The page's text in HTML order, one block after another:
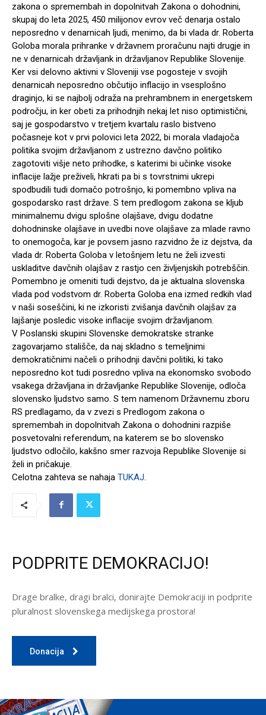
zakona o spremembah in dopolnitvah Zakona o dohodnini,
skupaj do leta 2025, 450 milijonov evrov več denarja ostalo
neposredno v denarnicah ljudi, menimo, da bi vlada dr. Roberta
Goloba morala prihranke v državnem proračunu najti drugje in
ne v denarnicah državljank in državljanov Republike Slovenije.
Ker vsi delovno aktivni v Sloveniji vse pogosteje v svojih
denarnicah neposredno občutijo inflacijo in vsesplošno
draginjo, ki se najbolj odraža na prehrambnem in energetskem
področju, in ker obeti za prihodnjih nekaj let niso optimistični,
saj je gospodarstvo v tretjem kvartalu raslo bistveno
počasneje kot v prvi polovici leta 2022, bi morala vladajoča
politika svojim državljanom z ustrezno davčno politiko
zagotoviti višje neto prihodke, s katerimi bi učinke visoke
inflacije lažje preživeli, hkrati pa bi s tovrstnimi ukrepi
spodbudili tudi domačo potrošnjo, ki pomembno vpliva na
gospodarsko rast države. S tem predlogom zakona se kljub
minimalnemu dvigu splošne olajšave, dvigu dodatne
dohodninske olajšave in uvedbi nove olajšave za mlade ravno
to onemogoča, kar je povsem jasno razvidno že iz dejstva, da
vlada dr. Roberta Goloba v letošnjem letu ne želi izvesti
uskladitve davčnih olajšav z rastjo cen življenjskih potrebščin.
Pomembno je omeniti tudi dejstvo, da je aktualna slovenska
vlada pod vodstvom dr. Roberta Goloba ena izmed redkih vlad
v naši soseščini, ki ne izkoristi zvišanja davčnih olajšav za
lajšanje posledic visoke inflacije svojim državljanom.
V Poslanski skupini Slovenske demokratske stranke
zagovarjamo stališče, da naj skladno s temeljnimi
demokratičnimi načeli o prihodnji davčni politiki, ki tako
neposredno kot tudi posredno vpliva na ekonomsko svobodo
vsakega državljana in državljanke Republike Slovenije, odloča
slovensko ljudstvo samo. S tem namenom Državnemu zboru
RS predlagamo, da v zvezi s Predlogom zakona o
spremembah in dopolnitvah Zakona o dohodnini razpiše
posvetovalni referendum, na katerem se bo slovensko
ljudstvo odločilo, kakšno smer razvoja Republike Slovenije si
želi in pričakuje.
Celotna zahteva se nahaja TUKAJ
PODPRITE DEMOKRACIJO!
Drage bralke, dragi bralci, donirajte Demokraciji in podprite
pluralnost slovenskega medijskega prostora!
Donacija